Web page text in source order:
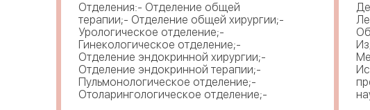
Отделения:- Отделение общей
терапии;- Отделение общей хирургии;-
Урологическое отделение;-
Гинекологическое отделение;-
Отделение эндокринной хирургии;-
Отделение эндокринной терапии;-
Пульмонологическое отделение;-
Отоларингологическое отделение;-